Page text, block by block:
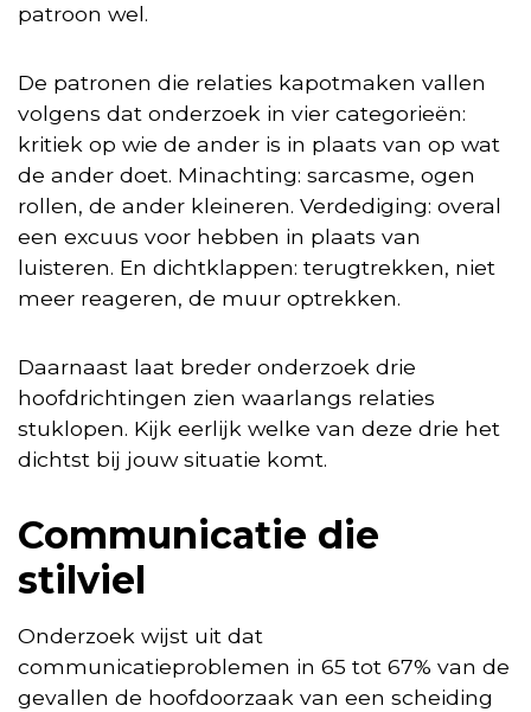
patroon wel.
De patronen die relaties kapotmaken vallen
volgens dat onderzoek in vier categorieën:
kritiek op wie de ander is in plaats van op wat
de ander doet. Minachting: sarcasme, ogen
rollen, de ander kleineren. Verdediging: overal
een excuus voor hebben in plaats van
luisteren. En dichtklappen: terugtrekken, niet
meer reageren, de muur optrekken.
Daarnaast laat breder onderzoek drie
hoofdrichtingen zien waarlangs relaties
stuklopen. Kijk eerlijk welke van deze drie het
dichtst bij jouw situatie komt.
Communicatie die
stilviel
Onderzoek wijst uit dat
communicatieproblemen in 65 tot 67% van de
gevallen de hoofdoorzaak van een scheiding